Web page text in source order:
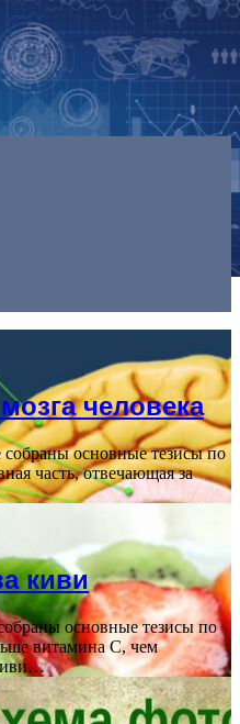
человека
основные тезисы по
часть, отвечающая за
киви
основные тезисы по
витамина C, чем